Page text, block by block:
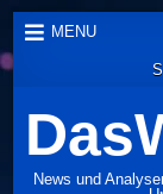
Skip
to
content
MENU
News und